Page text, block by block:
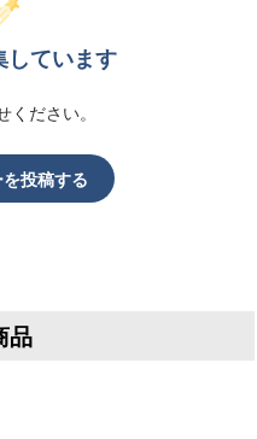
しています
ください。
投稿する
品